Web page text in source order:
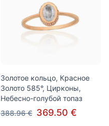
Золотое кольцо, Красное
Золото 585°, Цирконы,
Небесно-голубой топаз
388.96 € 369.50 €